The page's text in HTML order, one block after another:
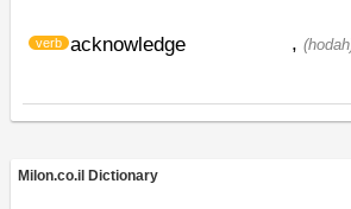
acknowledge
verb ,
Milon.co.il Dictionary